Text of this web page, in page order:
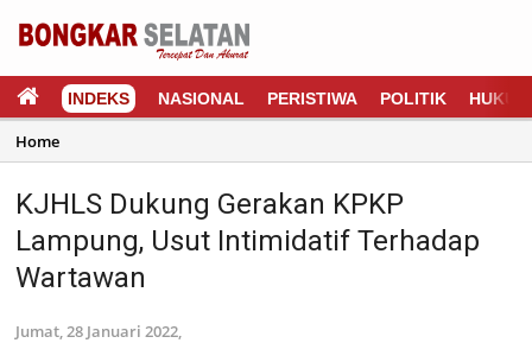
INDEKS NASIONAL PERISTIWA POLITIK HUKUM
Home
KJHLS Dukung Gerakan KPKP
Lampung, Usut Intimidatif Terhadap
Wartawan
Jumat, 28 Januari 2022,